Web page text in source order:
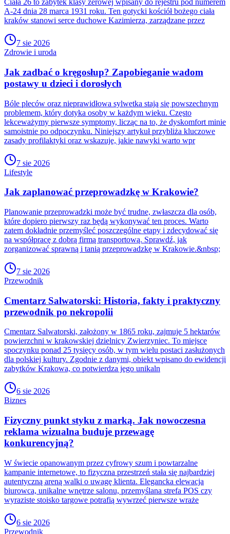
Ciała 26 to zabytek klasy zerowej wpisany do rejestru pod numerem
A-24 dnia 28 marca 1931 roku. Ten gotycki kościół bożego ciała
kraków stanowi serce duchowe Kazimierza, zarządzane przez
7 sie 2026
Zdrowie i uroda
Jak zadbać o kręgosłup? Zapobieganie wadom
postawy u dzieci i dorosłych
Bóle pleców oraz nieprawidłowa sylwetka stają się powszechnym
problemem, który dotyka osoby w każdym wieku. Często
lekceważymy pierwsze symptomy, licząc na to, że dyskomfort minie
samoistnie po odpoczynku. Niniejszy artykuł przybliża kluczowe
zasady profilaktyki oraz wskazuje, jakie nawyki warto wpr
7 sie 2026
Lifestyle
Jak zaplanować przeprowadzkę w Krakowie?
Planowanie przeprowadzki może być trudne, zwłaszcza dla osób,
które dopiero pierwszy raz będą wykonywać ten proces. Warto
zatem dokładnie przemyśleć poszczególne etapy i zdecydować się
na współpracę z dobrą firmą transportową. Sprawdź, jak
zorganizować sprawną i tanią przeprowadzkę w Krakowie.&nbsp;
7 sie 2026
Przewodnik
Cmentarz Salwatorski: Historia, fakty i praktyczny
przewodnik po nekropolii
Cmentarz Salwatorski, założony w 1865 roku, zajmuje 5 hektarów
powierzchni w krakowskiej dzielnicy Zwierzyniec. To miejsce
spoczynku ponad 25 tysięcy osób, w tym wielu postaci zasłużonych
dla polskiej kultury. Zgodnie z danymi, obiekt wpisano do ewidencji
zabytków Krakowa, co potwierdza jego unikaln
6 sie 2026
Biznes
Fizyczny punkt styku z marką. Jak nowoczesna
reklama wizualna buduje przewagę
konkurencyjną?
W świecie opanowanym przez cyfrowy szum i powtarzalne
kampanie internetowe, to fizyczna przestrzeń stała się najbardziej
autentyczną areną walki o uwagę klienta. Elegancka elewacja
biurowca, unikalne wnętrze salonu, przemyślana strefa POS czy
wyraziste stoisko targowe potrafią wywrzeć pierwsze wraże
6 sie 2026
Przewodnik